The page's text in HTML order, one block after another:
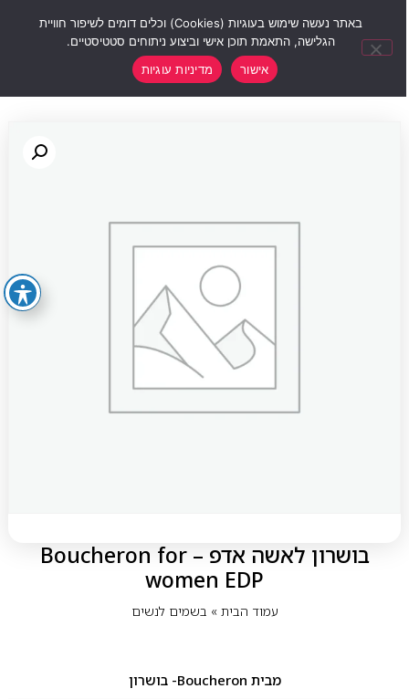
בושרון לאשה אדפ – Boucheron for
women EDP
עמוד הבית» בשמים לנשים
מבית Boucheron- בושרון
באתר נעשה שימוש בעוגיות (Cookies) וכלים דומים לשיפור חוויית
הגלישה, התאמת תוכן אישי וביצוע ניתוחים סטטיסטיים.
אישור
מדיניות עוגיות